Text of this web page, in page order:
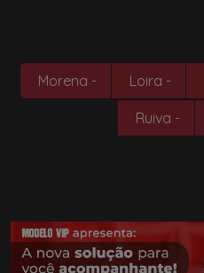
Morena - Loira -
Ruiva -